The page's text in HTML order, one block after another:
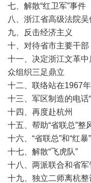
七、解散“红卫军”事件
八、浙江省高级法院
九、反击经济主义
十、对待省市主要干部
十一、决定浙江文革
众组织三足鼎立
十二、联络站在1967
十三、军区制造的电话
十四、再度赴杭州
十五、帮助“省联总”整
十六、“省联总”和“红
十七、解散“飞虎队”
十八、两派联合和省军
十九、独立二师离杭整